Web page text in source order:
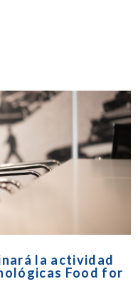
la actividad
Food for